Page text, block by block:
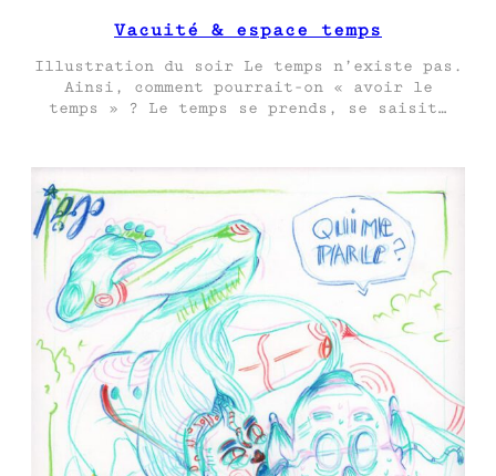
Vacuité & espace temps
Illustration du soir Le temps n’existe pas.
Ainsi, comment pourrait-on « avoir le
temps » ? Le temps se prends, se saisit…